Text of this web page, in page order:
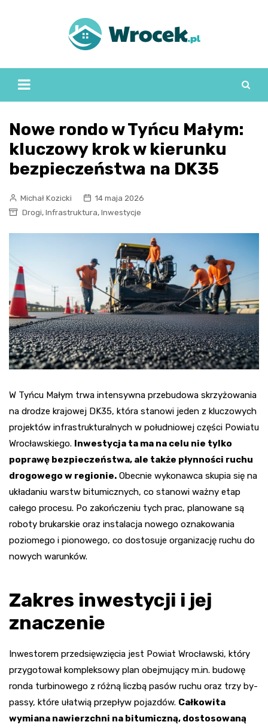
Nowe rondo w Tyńcu Małym:
kluczowy krok w kierunku
bezpieczeństwa na DK35
Michał Kozicki
14 maja 2026
Drogi, Infrastruktura, Inwestycje
W Tyńcu Małym trwa intensywna przebudowa skrzyżowania
na drodze krajowej DK35, która stanowi jeden z kluczowych
projektów infrastrukturalnych w południowej części Powiatu
Wrocławskiego. Inwestycja ta ma na celu nie tylko
poprawę bezpieczeństwa, ale także płynności ruchu
drogowego w regionie. Obecnie wykonawca skupia się na
układaniu warstw bitumicznych, co stanowi ważny etap
całego procesu. Po zakończeniu tych prac, planowane są
roboty brukarskie oraz instalacja nowego oznakowania
poziomego i pionowego, co dostosuje organizację ruchu do
nowych warunków.
Zakres inwestycji i jej
znaczenie
Inwestorem przedsięwzięcia jest Powiat Wrocławski, który
przygotował kompleksowy plan obejmujący m.in. budowę
ronda turbinowego z różną liczbą pasów ruchu oraz trzy by-
passy, które ułatwią przepływ pojazdów. Całkowita
wymiana nawierzchni na bitumiczną, dostosowaną